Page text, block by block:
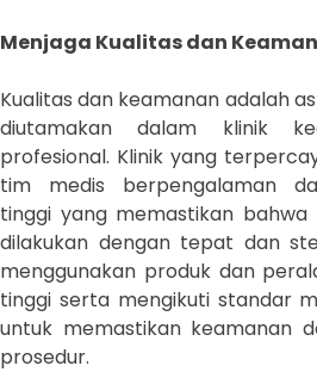
Menjaga Kualitas dan
Kualitas dan keamanan adalah
diutamakan dalam klinik
profesional. Klinik yang
tim medis berpengalaman
tinggi yang memastikan
dilakukan dengan tepat dan
menggunakan produk dan
tinggi serta mengikuti standar
untuk memastikan keamanan
prosedur.